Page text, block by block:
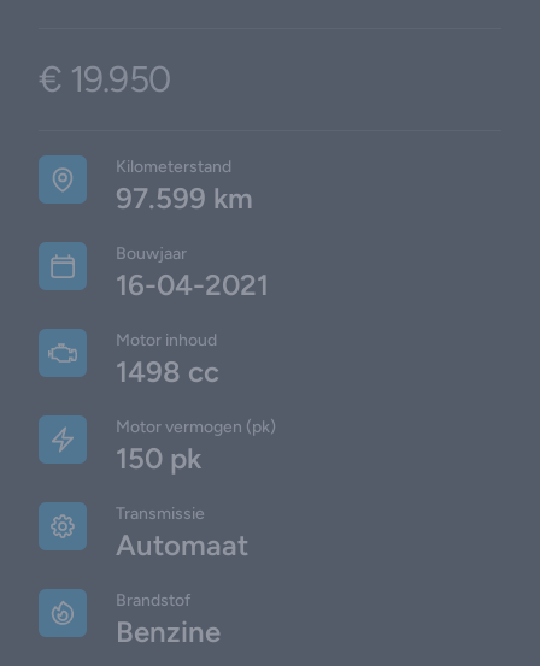
Product information
€ 19.950
Kilometerstand
97.599 km
Bouwjaar
16-04-2021
Motor inhoud
1498 cc
Motor vermogen (pk)
150 pk
Transmissie
Automaat
Brandstof
Benzine